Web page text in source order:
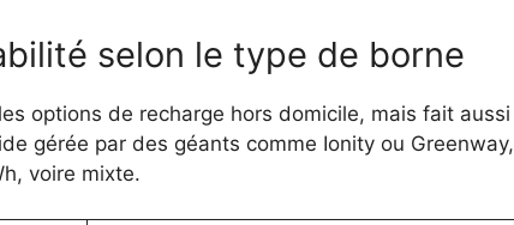
selon le type de borne
options de recharge hors domicile, mais fait aussi
gérée par des géants comme Ionity ou Greenway,
voire mixte.